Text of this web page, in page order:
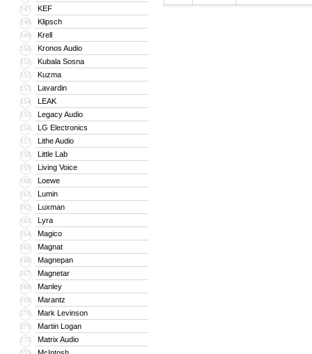
147 KEF
148 Klipsch
149 Krell
150 Kronos Audio
151 Kubala Sosna
152 Kuzma
153 Lavardin
154 LEAK
155 Legacy Audio
156 LG Electronics
157 Lithe Audio
158 Little Lab
159 Living Voice
160 Loewe
161 Lumin
162 Luxman
163 Lyra
164 Magico
165 Magnat
166 Magnepan
167 Magnetar
168 Manley
169 Marantz
170 Mark Levinson
171 Martin Logan
172 Matrix Audio